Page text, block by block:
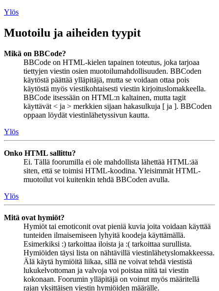
Ylös
Muotoilu ja aiheiden tyypit
Mikä on BBCode?
BBCode on HTML-kielen tapainen toteutus, joka tarjoaa
tiettyjen viestin osien muotoilumahdollisuuden. BBCoden
käytöstä päättää ylläpitäjä, mutta se voidaan ottaa pois
käytöstä myös viestikohtaisesti viestin kirjoituslomakkeella.
BBCode itsessään on HTML:n kaltainen, mutta tagit
käyttävät < ja > merkkien sijaan hakasulkuja [ ja ]. BBCoden
oppaan löydät viestinlähetyssivun kautta.
Ylös
Onko HTML sallittu?
Ei. Tällä foorumilla ei ole mahdollista lähettää HTML:ää
siten, että se toimisi HTML-koodina. Yleisimmät HTML-
muotoilut voi kuitenkin tehdä BBCoden avulla.
Ylös
Mitä ovat hymiöt?
Hymiöt tai emoticonit ovat pieniä kuvia joita voidaan käyttää
tunteiden ilmaisemiseen lyhyitä koodeja käyttämällä.
Esimerkiksi :) tarkoittaa iloista ja :( tarkoittaa surullista.
Hymiöiden täysi lista on nähtävillä viestinlähetyslomakkeessa.
Älä käytä hymiöitä liikaa, sillä ne voivat tehdä viestistä
lukukelvottoman ja valvoja voi poistaa niitä tai viestin
kokonaan. Foorumin ylläpitäjä on voinut myös määritellä
rajan yksittäisen viestin hymiöiden määrälle.